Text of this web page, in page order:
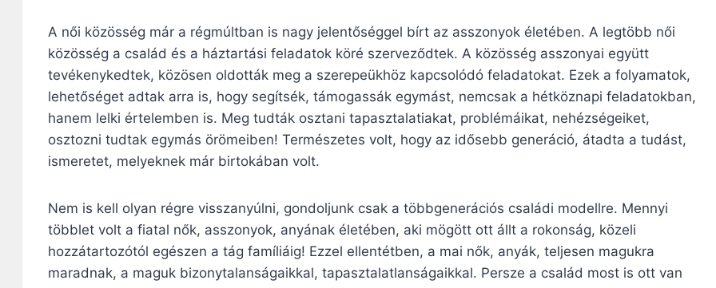
A női közösség már a régmúltban is nagy jelentőséggel bírt az asszonyok életében. A legtöbb női
közösség a család és a háztartási feladatok köré szerveződtek. A közösség asszonyai együtt
tevékenykedtek, közösen oldották meg a szerepeükhöz kapcsolódó feladatokat. Ezek a folyamatok,
lehetőséget adtak arra is, hogy segítsék, támogassák egymást, nemcsak a hétköznapi feladatokban,
hanem lelki értelemben is. Meg tudták osztani tapasztalatiakat, problémáikat, nehézségeiket,
osztozni tudtak egymás örömeiben! Természetes volt, hogy az idősebb generáció, átadta a tudást,
ismeretet, melyeknek már birtokában volt.
Nem is kell olyan régre visszanyúlni, gondoljunk csak a többgenerációs családi modellre. Mennyi
többlet volt a fiatal nők, asszonyok, anyának életében, aki mögött ott állt a rokonság, közeli
hozzátartozótól egészen a tág famíliáig! Ezzel ellentétben, a mai nők, anyák, teljesen magukra
maradnak, a maguk bizonytalanságaikkal, tapasztalatlanságaikkal. Persze a család most is ott van